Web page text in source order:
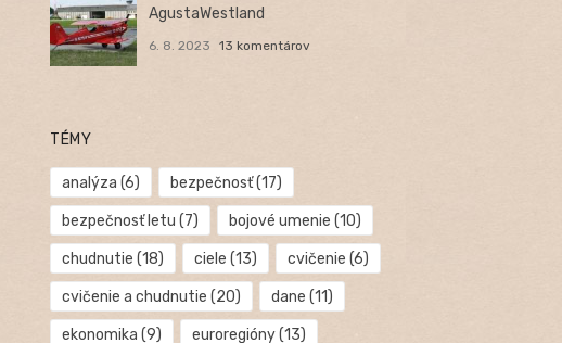
AgustaWestland
6. 8. 2023 13 komentárov
TÉMY
analýza (6) bezpečnosť(17)
bezpečnosť letu (7) bojové umenie (10)
chudnutie (18) ciele (13) cvičenie (6)
cvičenie a chudnutie (20) dane (11)
ekonomika (9) euroregióny(13)